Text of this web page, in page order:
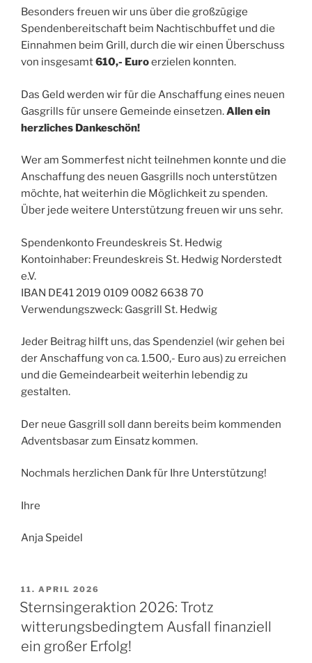
Besonders freuen wir uns über die großzügige
Spendenbereitschaft beim Nachtischbuffet und die
Einnahmen beim Grill, durch die wir einen Überschuss
von insgesamt610,- Euroerzielen konnten.
Das Geld werden wir für die Anschaffung eines neuen
Gasgrills für unsere Gemeinde einsetzen.Allen ein
herzliches Dankeschön!
Wer am Sommerfest nicht teilnehmen konnte und die
Anschaffung des neuen Gasgrills noch unterstützen
möchte, hat weiterhin die Möglichkeit zu spenden.
Über jede weitere Unterstützung freuen wir uns sehr.
Spendenkonto Freundeskreis St. Hedwig
Kontoinhaber: Freundeskreis St. Hedwig Norderstedt
e.V.
IBAN DE41 2019 0109 0082 6638 70
Verwendungszweck: Gasgrill St. Hedwig
Jeder Beitrag hilft uns, das Spendenziel (wir gehen bei
der Anschaffung von ca. 1.500,- Euro aus) zu erreichen
und die Gemeindearbeit weiterhin lebendig zu
gestalten.
Der neue Gasgrill soll dann bereits beim kommenden
Adventsbasar zum Einsatz kommen.
Nochmals herzlichen Dank für Ihre Unterstützung!
Ihre
Anja Speidel
VERÖFFENTLICHT
AM
11. APRIL 2026
Sternsingeraktion 2026: Trotz
witterungsbedingtem Ausfall finanziell
ein großer Erfolg!